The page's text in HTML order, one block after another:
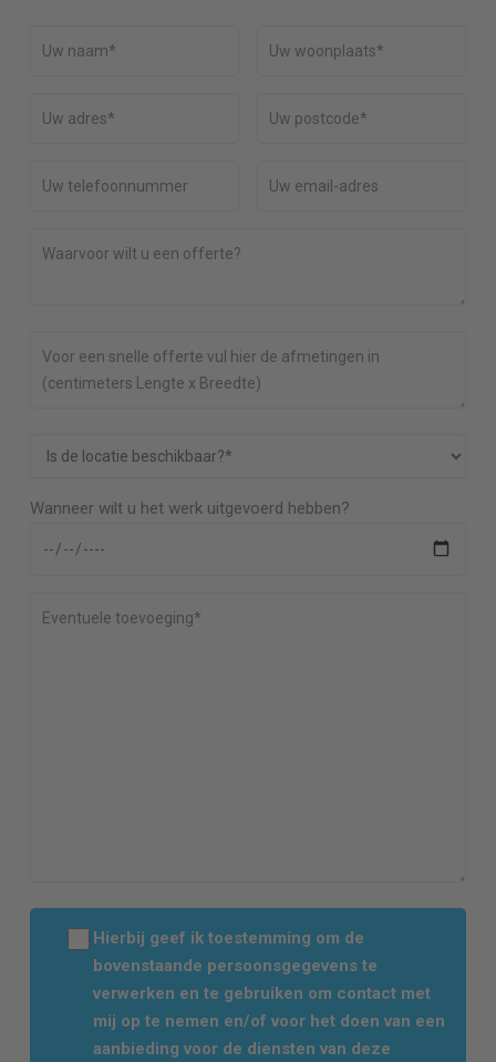
Wanneer wilt u het werk uitgevoerd hebben?
Hierbij geef ik toestemming om de
bovenstaande persoonsgegevens te
verwerken en te gebruiken om contact met
mij op te nemen en/of voor het doen van een
aanbieding voor de diensten van deze